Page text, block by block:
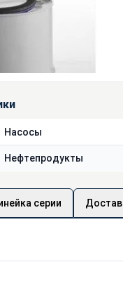
Насосы
Нефтепродукты
серии